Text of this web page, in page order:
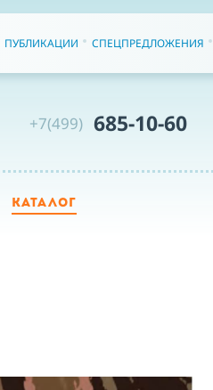
ПУБЛИКАЦИИ СПЕЦПРЕДЛОЖЕНИЯ
+7(499) 685-10-60
КАТАЛОГ